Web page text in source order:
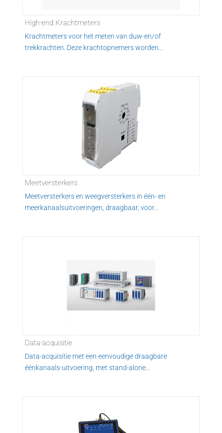
High-end Krachtmeters
Krachtmeters voor het meten van duw-en/of
trekkrachten. Deze krachtopnemers worden...
Meetversterkers
Meetversterkers en weegversterkers in één- en
meerkanaalsuitvoeringen, draagbaar, voor...
Data-acquisitie
Data-acquisitie met een eenvoudige draagbare
éénkanaals-uitvoering, met stand-alone...